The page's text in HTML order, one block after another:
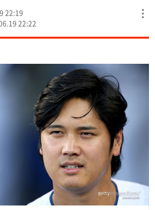
22:19
22:22